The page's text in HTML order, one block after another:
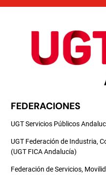
FEDERACIONES
UGT Servicios Públicos
UGT Federación de Industria,
(UGT FICA Andalucía)
Federación de Servicios,